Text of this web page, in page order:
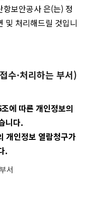
보안공사 은(는) 정
및 처리해드릴 것입니
수·처리하는 부서)
에 따른 개인정보의
니다.
개인정보 열람청구가
.
서